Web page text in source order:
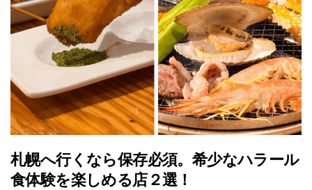
札幌へ行くなら保存必須。希少なハラール
食体験を楽しめる店２選！